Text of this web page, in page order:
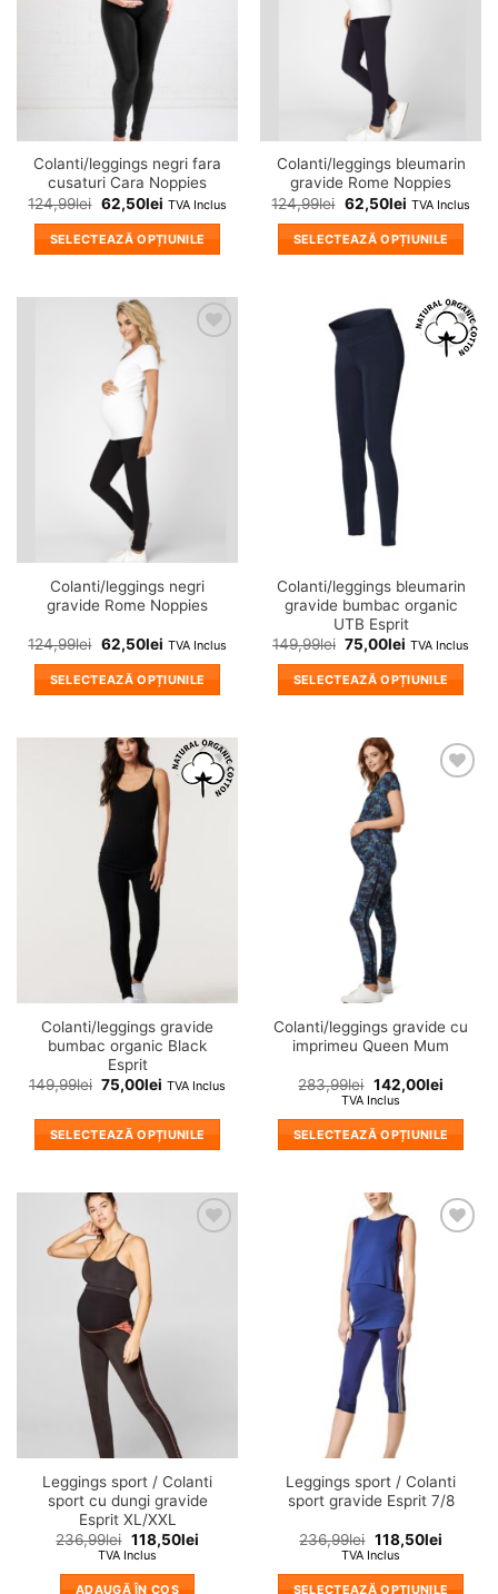
pot
alese
în
pagina
produsului.
alese
pagina
produsului.
Colanti/leggings negri fara
cusaturi Cara Noppies
124,99lei 62,50lei TVA Inclus
SELECTEAZĂ OPȚIUNILE
are
mai
multe
variații.
Opțiunile
pot
alese
în
pagina
produsului.
Colanti/leggings bleumarin
gravide Rome Noppies
124,99lei 62,50lei TVA Inclus
SELECTEAZĂ OPȚIUNILE
are
multe
variații.
Opțiunile
pot
fi
alese
în
pagina
produsului.
Colanti/leggings negri
gravide Rome Noppies
124,99lei 62,50lei TVA Inclus
SELECTEAZĂ OPȚIUNILE
are
mai
multe
variații.
Opțiunile
fi
alese
în
pagina
produsului.
❤
Colanti/leggings bleumarin
gravide bumbac organic
UTB Esprit
149,99lei 75,00lei TVA Inclus
SELECTEAZĂ OPȚIUNILE
are
mai
multe
variații.
Opțiunile
pot
fi
alese
în
pagina
produsului.
❤
Colanti/leggings gravide
bumbac organic Black
Esprit
149,99lei 75,00lei TVA Inclus
SELECTEAZĂ OPȚIUNILE
mai
multe
variații.
Opțiunile
pot
fi
alese
în
pagina
produsului.
Colanti/leggings gravide cu
imprimeu Queen Mum
283,99lei 142,00lei
TVA Inclus
SELECTEAZĂ OPȚIUNILE
are
multe
variații.
Opțiunile
pot
fi
alese
pagina
produsului.
Leggings sport / Colanti
sport cu dungi gravide
Esprit XL/XXL
236,99lei 118,50lei
TVA Inclus
ADAUGĂ ÎN COȘ
Leggings sport / Colanti
sport gravide Esprit 7/8
236,99lei 118,50lei
TVA Inclus
SELECTEAZĂ OPȚIUNILE